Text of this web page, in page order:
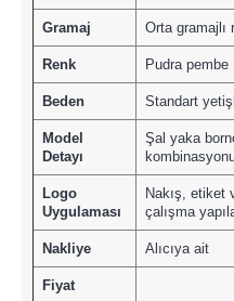
Gramaj Orta gramajlı
Renk Pudra pembe
Beden Standart
Model
Detayı
Şal yaka
Logo
Uygulaması
Nakış, etiket
çalışma
Nakliye Alıcıya ait
Fiyat